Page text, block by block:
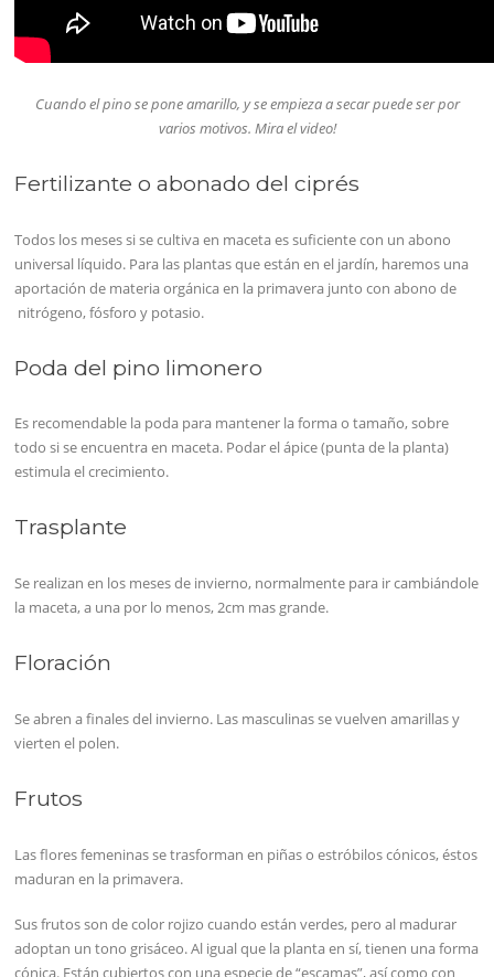
Cuando el pino se pone amarillo, y se empieza a secar puede ser por
varios motivos. Mira el video!
Fertilizante o abonado del ciprés
Todos los meses si se cultiva en maceta es suficiente con un abono
universal líquido. Para las plantas que están en el jardín, haremos una
aportación de materia orgánica en la primavera junto con abono de
nitrógeno, fósforo y potasio.
Poda del pino limonero
Es recomendable la poda para mantener la forma o tamaño, sobre
todo si se encuentra en maceta. Podar el ápice (punta de la planta)
estimula el crecimiento.
Trasplante
Se realizan en los meses de invierno, normalmente para ir cambiándole
la maceta, a una por lo menos, 2cm mas grande.
Floración
Se abren a finales del invierno. Las masculinas se vuelven amarillas y
vierten el polen.
Frutos
Las flores femeninas se trasforman en piñas o estróbilos cónicos, éstos
maduran en la primavera.
Sus frutos son de color rojizo cuando están verdes, pero al madurar
adoptan un tono grisáceo. Al igual que la planta en sí, tienen una forma
cónica. Están cubiertos con una especie de “escamas”, así como con